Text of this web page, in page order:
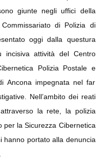
giunte negli uffici della
di Polizia di
oggi dalla questura
incisiva attività del Centro
Polizia Postale e
Ancona impegnata nel far
Nell’ambito dei reati
la rete, la polizia
per la Sicurezza Cibernetica
hanno portato alla denuncia